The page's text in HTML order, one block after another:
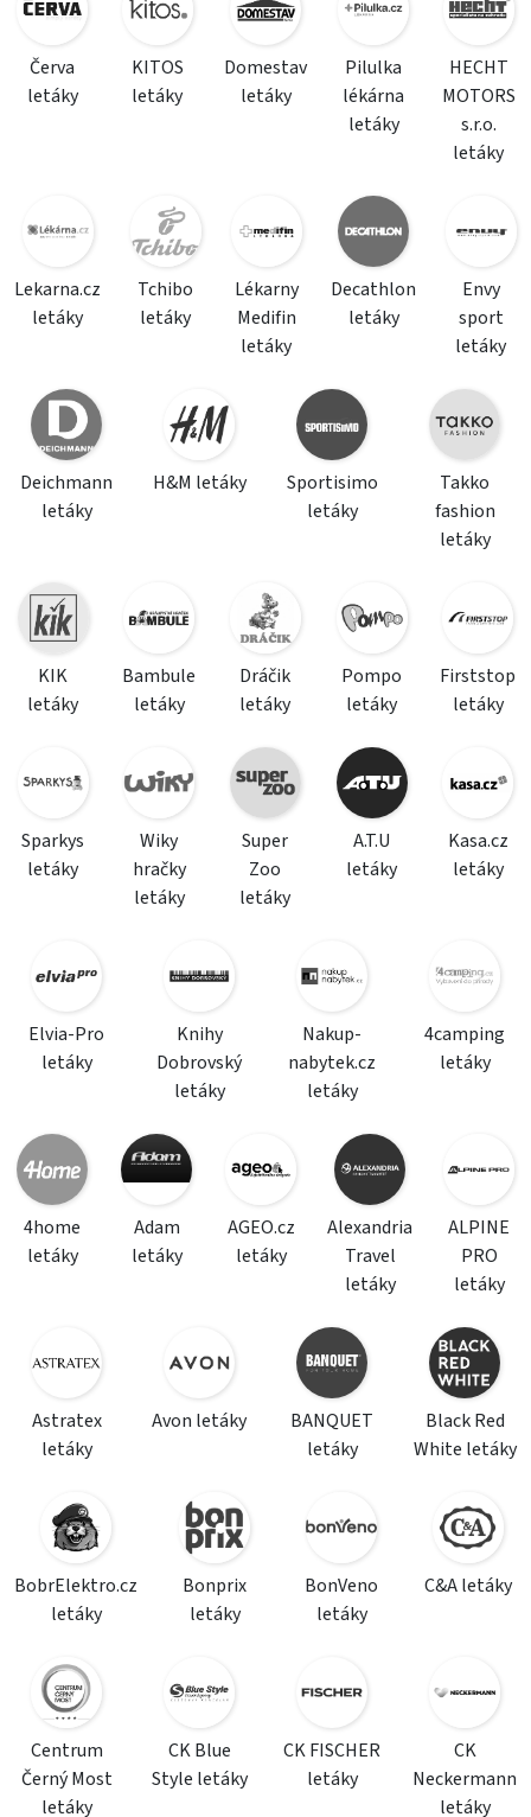
Červa
letáky
KITOS
letáky
Domestav
letáky
Pilulka
lékárna
letáky
HECHT
MOTORS
s.r.o.
letáky
Lekarna.cz
letáky
Tchibo
letáky
Lékarny
Medifin
letáky
Decathlon
letáky
Envy
sport
letáky
Deichmann
letáky
H&M letáky
Sportisimo
letáky
Takko
fashion
letáky
KIK
letáky
Bambule
letáky
Dráčik
letáky
Pompo
letáky
Firststop
letáky
Sparkys
letáky
Wiky
hračky
letáky
Super
Zoo
letáky
A.T.U
letáky
Kasa.cz
letáky
Elvia-Pro
letáky
Knihy
Dobrovský
letáky
Nakup-
nabytek.cz
letáky
4camping
letáky
4home
letáky
Adam
letáky
AGEO.cz
letáky
Alexandria
Travel
letáky
ALPINE
PRO
letáky
Astratex
letáky
Avon letáky
BANQUET
letáky
Black Red
White letáky
BobrElektro.cz
letáky
Bonprix
letáky
BonVeno
letáky
C&A letáky
Centrum
Černý Most
letáky
CK Blue
Style letáky
CK FISCHER
letáky
CK
Neckermann
letáky